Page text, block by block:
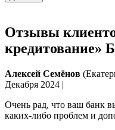
Отзывы
кредитование»
Алексей Семёнов
Декабря 2024 |
Очень рад, что ваш банк
каких-либо проблем и